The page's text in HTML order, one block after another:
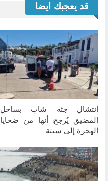
قد يعجبك ايضا
انتشال جثة شاب بساحل
المضيق يُرجح أنها من ضحايا
الهجرة إلى سبتة